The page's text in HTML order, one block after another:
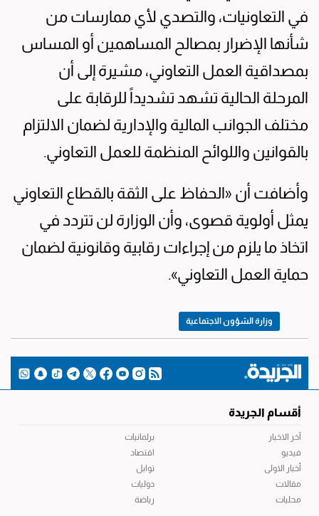
في التعاونيات، والتصدي لأي ممارسات من
شأنها الإضرار بمصالح المساهمين أو المساس
بمصداقية العمل التعاوني، مشيرة إلى أن
المرحلة الحالية تشهد تشديداً للرقابة على
مختلف الجوانب المالية والإدارية لضمان الالتزام
بالقوانين واللوائح المنظمة للعمل التعاوني.
وأضافت أن «الحفاظ على الثقة بالقطاع التعاوني
يمثل أولوية قصوى، وأن الوزارة لن تتردد في
اتخاذ ما يلزم من إجراءات رقابية وقانونية لضمان
حماية العمل التعاوني».
وزارة الشؤون الاجتماعية
أقسام الجريدة
آخر الاخبار
فيديو
أخبار الاولى
مقالات
محليات
برلمانيات
اقتصاد
توابل
دوليات
رياضة